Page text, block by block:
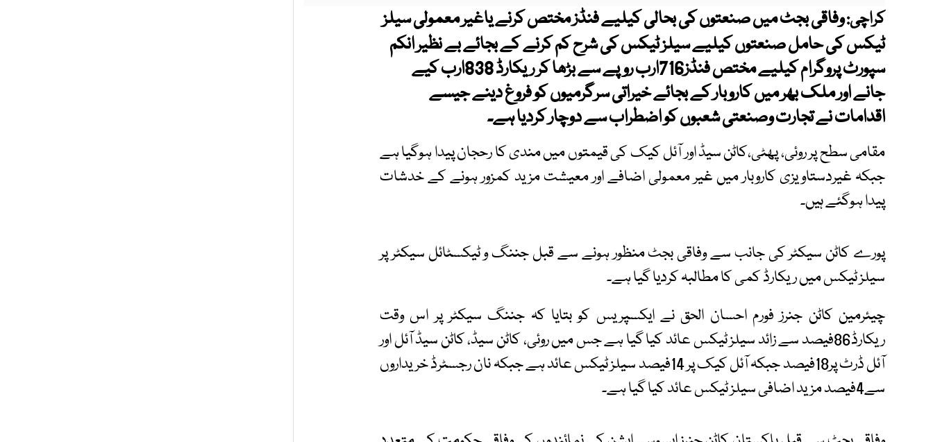
کراچی:وفاقی بجٹ میں صنعتوں کی بحالی کیلیے فنڈز مختص کرنے یاغیر معمولی سیلز
ٹیکس کی حامل صنعتوں کیلیے سیلز ٹیکس کی شرح کم کرنے کے بجائے بے نظیر انکم
سپورٹ پروگرام کیلیے مختص فنڈز716ارب روپے سے بڑھا کر ریکارڈ 838ارب کیے
جانے اور ملک بھر میں کاروبار کے بجائے خیراتی سرگرمیوں کو فروغ دینے جیسے
اقدامات نے تجارت وصنعتی شعبوں کو اضطراب سے دوچار کردیا ہے۔
مقامی سطح پر روئی، پھٹی،کاٹن سیڈ اور آئل کیک کی قیمتوں میں مندی کا رحجان پیدا ہوگیا ہے
جبکہ غیردستاویزی کاروبار میں غیر معمولی اضافے اور معیشت مزید کمزور ہونے کے خدشات
پیدا ہوگئے ہیں۔
پورے کاٹن سیکٹر کی جانب سے وفاقی بجٹ منظور ہونے سے قبل جننگ و ٹیکسٹائل سیکٹر پر
سیلز ٹیکس میں ریکارڈ کمی کا مطالبہ کردیا گیا ہے۔
چیئرمین کاٹن جنرز فورم احسان الحق نے ایکسپریس کو بتایا کہ جننگ سیکٹر پر اس وقت
ریکارڈ86فیصد سے زائد سیلز ٹیکس عائد کیا گیا ہے جس میں روئی، کاٹن سیڈ، کاٹن سیڈ آئل اور
آئل ڈرٹ پر18فیصد جبکہ آئل کیک پر 14فیصد سیلز ٹیکس عائد ہے جبکہ نان رجسٹرڈ خریداروں
سے4فیصد مزید اضافی سیلز ٹیکس عائد کیا گیا ہے۔